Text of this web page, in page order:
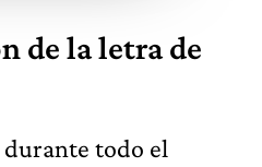
de la letra de
durante todo el